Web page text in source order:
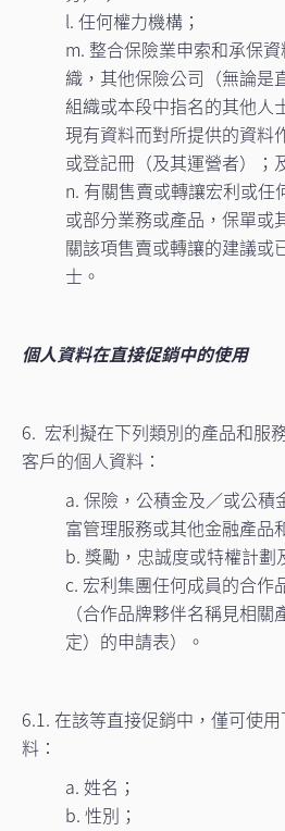
l. 任何權力機構；
m. 整合保險業申索和承保
織，其他保險公司（無論是
組織或本段中指名的其他人
現有資料而對所提供的資料
或登記冊（及其運營者）；
n. 有關售賣或轉讓宏利或任
或部分業務或產品，保單或
關該項售賣或轉讓的建議或
士。
個人資料在直接促銷中的使用
6. 宏利擬在下列類別的產品和服
客戶的個人資料：
a. 保險，公積金及／或公積
富管理服務或其他金融產品
b. 獎勵，忠誠度或特權計劃
c. 宏利集團任何成員的合作
（合作品牌夥伴名稱見相
定）的申請表）。
6.1. 在該等直接促銷中，僅可使
料：
a. 姓名；
b. 性別；